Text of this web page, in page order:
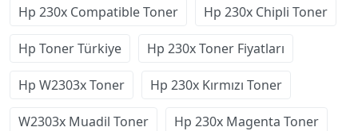
Hp 230x Compatible Toner Hp 230x Chipli Toner
Hp Toner Türkiye Hp 230x Toner Fiyatları
Hp W2303x Toner Hp 230x Kırmızı Toner
W2303x Muadil Toner Hp 230x Magenta Toner